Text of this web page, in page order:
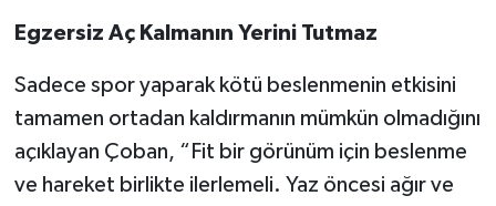
Egzersiz Aç Kalmanın Yerini Tutmaz
Sadece spor yaparak kötü beslenmenin etkisini
tamamen ortadan kaldırmanın mümkün olmadığını
açıklayan Çoban, “Fit bir görünüm için beslenme
ve hareket birlikte ilerlemeli. Yaz öncesi ağır ve